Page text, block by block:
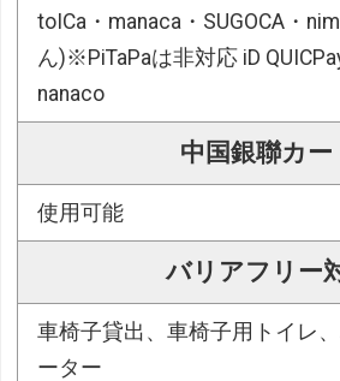
toICa・manaca・SUGOCA・
ん)※PiTaPaは非対応 iD
nanaco
中国銀聯カー
使用可能
バリアフリー
車椅子貸出、車椅子用トイレ
ーター